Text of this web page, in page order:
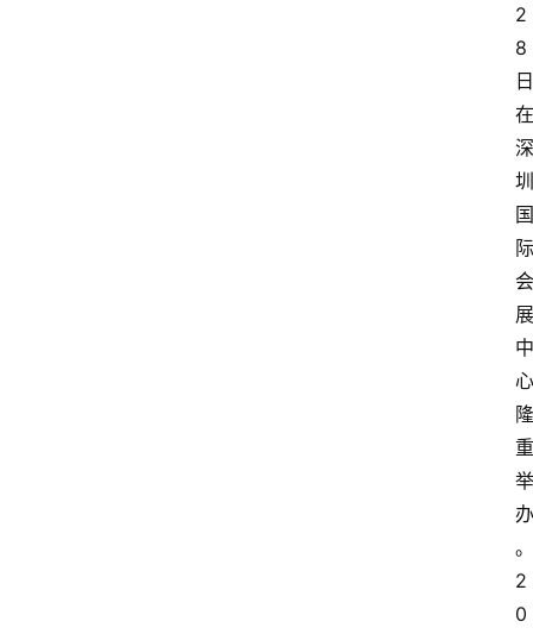
2
8
日
在
深
圳
国
际
会
展
中
心
隆
重
举
办
。
2
0